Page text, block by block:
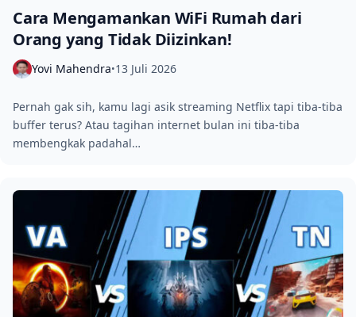
Cara Mengamankan WiFi Rumah dari
Orang yang Tidak Diizinkan!
Yovi Mahendra•13 Juli 2026
Pernah gak sih, kamu lagi asik streaming Netflix tapi tiba-tiba
buffer terus? Atau tagihan internet bulan ini tiba-tiba
membengkak padahal…